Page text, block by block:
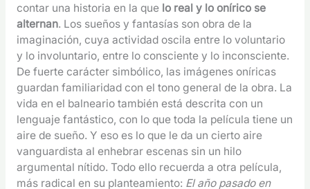
contar una historia en la que lo real y lo onírico se
alternan. Los sueños y fantasías son obra de la
imaginación, cuya actividad oscila entre lo voluntario
y lo involuntario, entre lo consciente y lo inconsciente.
De fuerte carácter simbólico, las imágenes oníricas
guardan familiaridad con el tono general de la obra. La
vida en el balneario también está descrita con un
lenguaje fantástico, con lo que toda la película tiene un
aire de sueño. Y eso es lo que le da un cierto aire
vanguardista al enhebrar escenas sin un hilo
argumental nítido. Todo ello recuerda a otra película,
más radical en su planteamiento: El año pasado en